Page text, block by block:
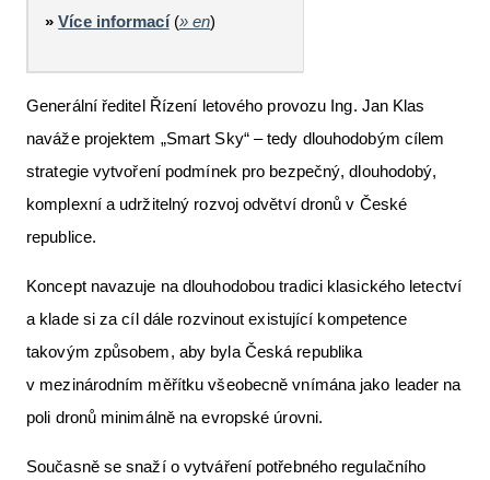
»Více informací(» en)
Generální ředitel Řízení letového provozu Ing. Jan Klas
naváže projektem „Smart Sky“ – tedy dlouhodobým cílem
strategie vytvoření podmínek pro bezpečný, dlouhodobý,
komplexní a udržitelný rozvoj odvětví dronů v České
republice.
Koncept navazuje na dlouhodobou tradici klasického letectví
a klade si za cíl dále rozvinout existující kompetence
takovým způsobem, aby byla Česká republika
v mezinárodním měřítku všeobecně vnímána jako leader na
poli dronů minimálně na evropské úrovni.
Současně se snaží o vytváření potřebného regulačního